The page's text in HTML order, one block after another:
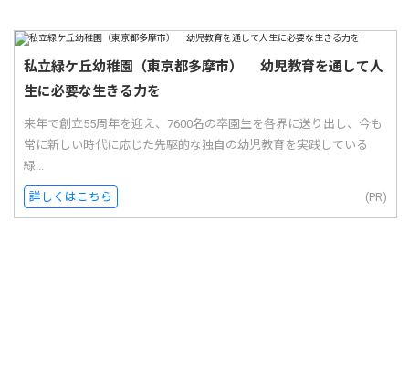
私立緑ケ丘幼稚園（東京都多摩市） 幼児教育を通して人
生に必要な生きる力を
来年で創立55周年を迎え、7600名の卒園生を各界に送り出し、今も
常に新しい時代に応じた先駆的な独自の幼児教育を実践している
緑...
詳しくはこちら (PR)